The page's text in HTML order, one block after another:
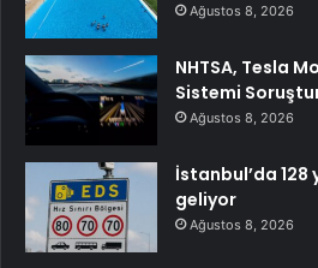
Ağustos 8, 2026
NHTSA, Tesla
Sistemi
Ağustos 8, 2026
İstanbul’da 128
geliyor
Ağustos 8, 2026